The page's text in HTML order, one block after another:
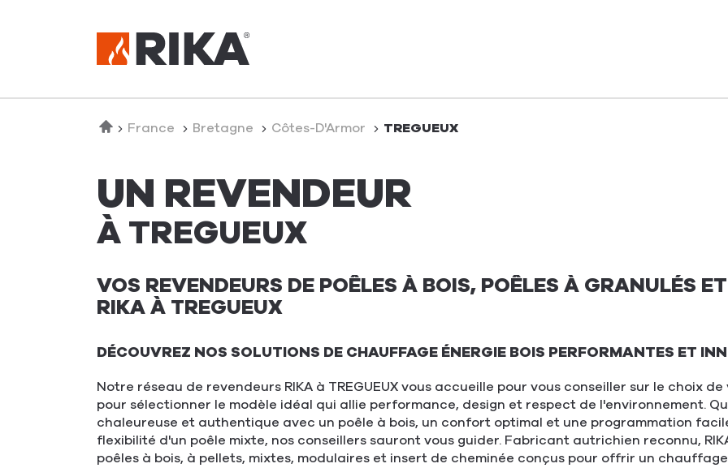
AccueilFrance Bretagne Côtes-D'Armor TREGUEUX
UN REVENDEUR
À TREGUEUX
VOS REVENDEURS DE POÊLES À BOIS, POÊLES À GRANULÉS
RIKA À TREGUEUX
DÉCOUVREZ NOS SOLUTIONS DE CHAUFFAGE ÉNERGIE BOIS PERFORMANTES ET
Notre réseau de revendeurs RIKA à TREGUEUX vous accueille pour vous conseiller sur le choix
pour sélectionner le modèle idéal qui allie performance, design et respect de l'environnement.
chaleureuse et authentique avec un poêle à bois, un confort optimal et une programmation
flexibilité d'un poêle mixte, nos conseillers sauront vous guider. Fabricant autrichien reconnu,
poêles à bois, à pellets, mixtes, modulaires et insert de cheminée conçus pour offrir un